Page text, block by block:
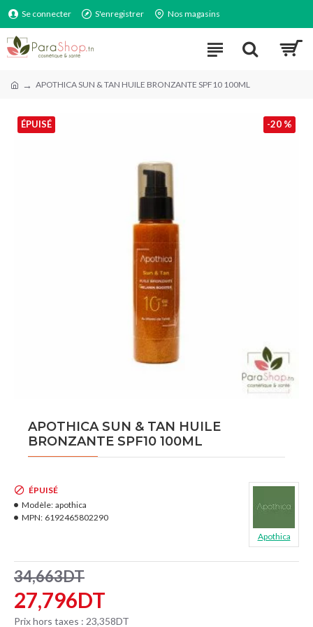
Se connecter S'enregistrer Nos magasins
APOTHICA SUN & TAN HUILE BRONZANTE SPF10 100ML
-20 %
ÉPUISÉ
APOTHICA SUN & TAN HUILE
BRONZANTE SPF10 100ML
27,796DT
34,663DT
Prix hors taxes : 23,358DT
ÉPUISÉ
Modèle: apothica
MPN: 6192465802290
Apothica